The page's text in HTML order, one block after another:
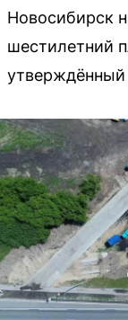
Новосибирск
шестилетний
утверждённый